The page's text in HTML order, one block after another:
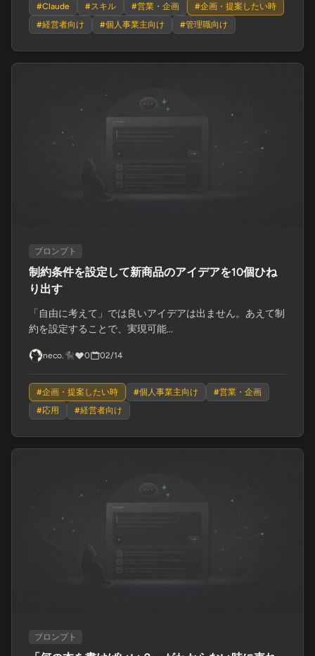
#Claude #スキル #営業・企画 #企画・提案したい時
#経営者向け #個人事業主向け #管理職向け
プロンプト
制約条件を設定して新商品のアイデアを10個ひね
り出す
「自由に考えて」では良いアイデアは出ません。あえて制
約を設定することで、実現可能...
neco.🐈‍⬛ 0 02/14
#企画・提案したい時 #個人事業主向け #営業・企画
#応用 #経営者向け
プロンプト